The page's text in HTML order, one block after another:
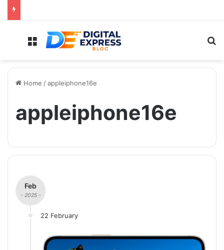
Menu
Home /appleiphone16e
appleiphone16e
Feb
- 2025 -
22 February